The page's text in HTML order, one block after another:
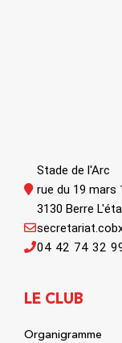
Stade de l'Arc
rue du 19 mars
3130 Berre
04 42 74 32
LE CLUB
Organigramme